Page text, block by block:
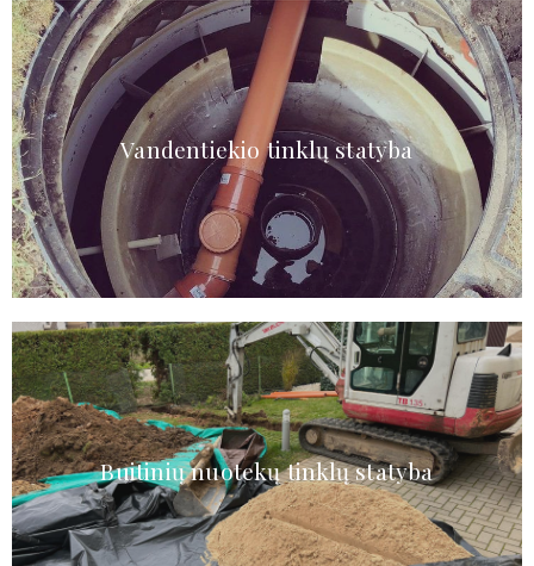
Vandentiekio tinklų statyba
Buitinių nuotekų tinklų statyba